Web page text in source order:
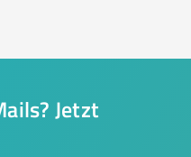
Jetzt